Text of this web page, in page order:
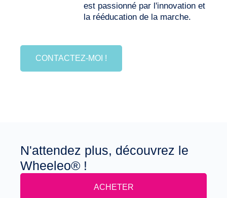
est passionné par l'innovation et
la rééducation de la marche.
CONTACTEZ-MOI !
N'attendez plus, découvrez le
Wheeleo® !
ACHETER